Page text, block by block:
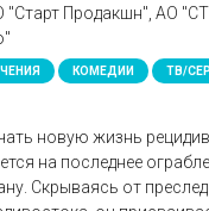
"Старт Продакшн", АО
КОМЕДИИ ТВ/
новую жизнь
на последнее
Скрываясь от